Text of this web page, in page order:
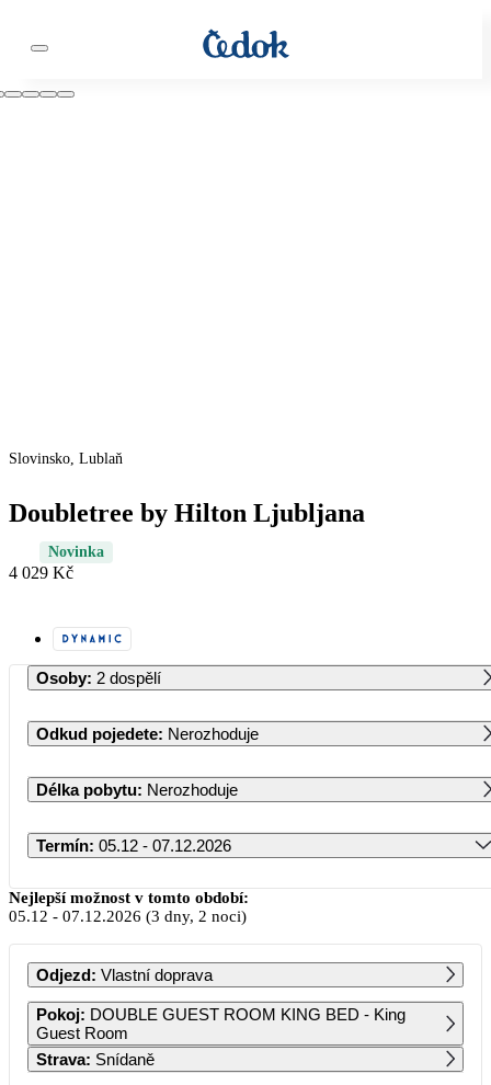
Slovinsko, Lublaň
Doubletree by Hilton Ljubljana
Novinka
4 029 Kč
Osoby: 2 dospělí
Odkud pojedete: Nerozhoduje
Délka pobytu: Nerozhoduje
Termín: 05.12 - 07.12.2026
Prosinec 2026
PO ÚT ST ČT PÁ SO NE
1
4 089
2
4 089
3
4 089
4
4 089
5
4 029
6
4 029
7
Nejlepší možnost v tomto období:
05.12 - 07.12.2026 (3 dny, 2 noci)
Odjezd: Vlastní doprava
Pokoj: DOUBLE GUEST ROOM KING BED - King
Guest Room
Strava: Snídaně